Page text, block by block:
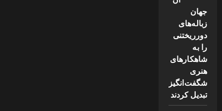
جهان
زباله‌های
دورریختنی
را به
شاهکارهای
هنری
شگفت‌انگیز
تبدیل کردند